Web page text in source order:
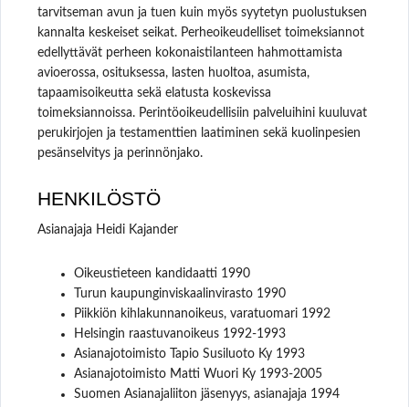
tarvitseman avun ja tuen kuin myös syytetyn puolustuksen
kannalta keskeiset seikat. Perheoikeudelliset toimeksiannot
edellyttävät perheen kokonaistilanteen hahmottamista
avioerossa, osituksessa, lasten huoltoa, asumista,
tapaamisoikeutta sekä elatusta koskevissa
toimeksiannoissa. Perintöoikeudellisiin palveluihini kuuluvat
perukirjojen ja testamenttien laatiminen sekä kuolinpesien
pesänselvitys ja perinnönjako.
HENKILÖSTÖ
Asianajaja Heidi Kajander
Oikeustieteen kandidaatti 1990
Turun kaupunginviskaalinvirasto 1990
Piikkiön kihlakunnanoikeus, varatuomari 1992
Helsingin raastuvanoikeus 1992-1993
Asianajotoimisto Tapio Susiluoto Ky 1993
Asianajotoimisto Matti Wuori Ky 1993-2005
Suomen Asianajaliiton jäsenyys, asianajaja 1994